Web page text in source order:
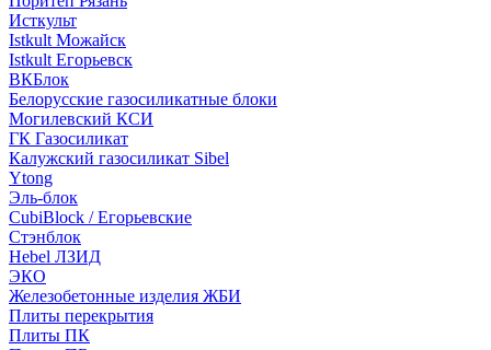
Исткульт
Istkult Можайск
Istkult Егорьевск
ВКБлок
Белорусские газосиликатные блоки
Могилевский КСИ
ГК Газосиликат
Калужский газосиликат Sibel
Ytong
Эль-блок
CubiBlock / Егорьевские
Стэнблок
Hebel ЛЗИД
ЭКО
Железобетонные изделия ЖБИ
Плиты перекрытия
Плиты ПК